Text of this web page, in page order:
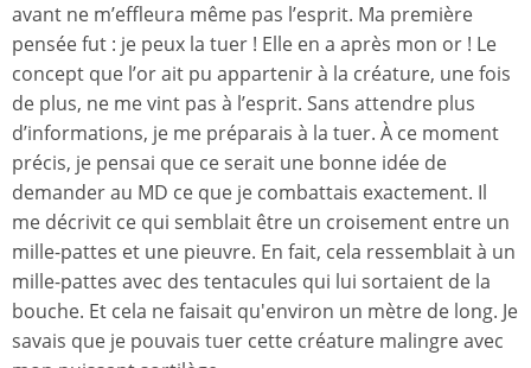
avant ne m’effleura même pas l’esprit. Ma première
pensée fut : je peux la tuer ! Elle en a après mon or ! Le
concept que l’or ait pu appartenir à la créature, une fois
de plus, ne me vint pas à l’esprit. Sans attendre plus
d’informations, je me préparais à la tuer. À ce moment
précis, je pensai que ce serait une bonne idée de
demander au MD ce que je combattais exactement. Il
me décrivit ce qui semblait être un croisement entre un
mille-pattes et une pieuvre. En fait, cela ressemblait à un
mille-pattes avec des tentacules qui lui sortaient de la
bouche. Et cela ne faisait qu'environ un mètre de long. Je
savais que je pouvais tuer cette créature malingre avec